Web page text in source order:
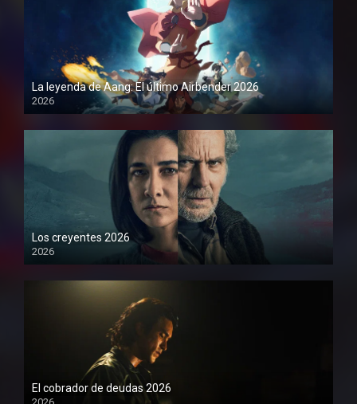
La leyenda de Aang: El último Airbender 2026
2026
1080P
Los creyentes 2026
2026
1080P
El cobrador de deudas 2026